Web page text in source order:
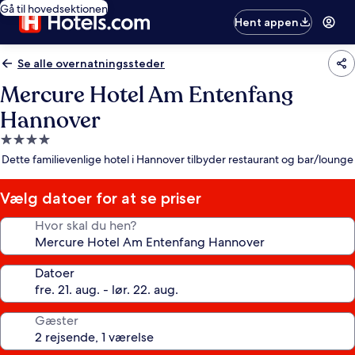
Gå til hovedsektionen
Hent appen
Se alle overnatningssteder
Mercure Hotel Am Entenfang
Hannover
4.0-
stjernet
Dette familievenlige hotel i Hannover tilbyder restaurant og bar/lounge
Vælg datoer for at se priser
Hvor skal du hen?
Datoer
Gæster